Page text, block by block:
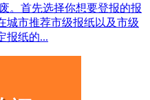
。首先选择你想要登报的报
城市推荐市级报纸以及市级
报纸的...